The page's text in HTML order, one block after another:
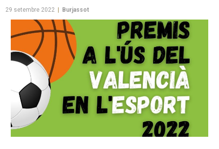
29 setembre 2022 Burjassot